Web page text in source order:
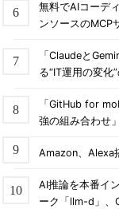
無料でAIコーデ
ンソースのMCP
「Claudeと
る“IT運用の変化
「GitHub for
強の組み合わせ」
Amazon、Alexa
AI推論を本番イ
ーク「llm-d」、